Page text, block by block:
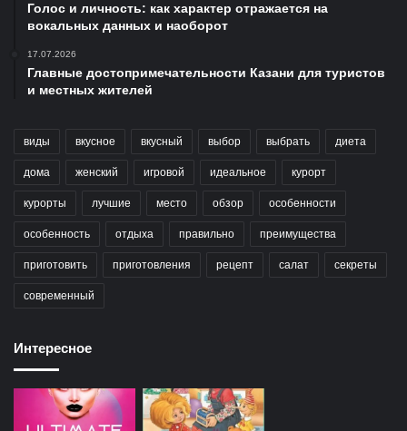
Голос и личность: как характер отражается на
вокальных данных и наоборот
17.07.2026
Главные достопримечательности Казани для туристов
и местных жителей
виды вкусное вкусный выбор выбрать диета
дома женский игровой идеальное курорт
курорты лучшие место обзор особенности
особенность отдыха правильно преимущества
приготовить приготовления рецепт салат секреты
современный
Интересное